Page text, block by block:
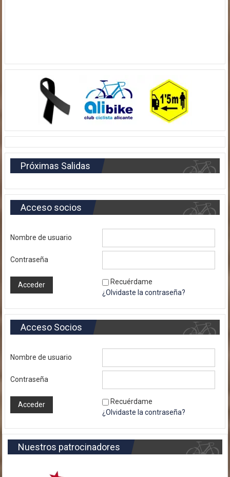
Próximas Salidas
Acceso socios
Nombre de usuario
Contraseña
Recuérdame
¿Olvidaste la contraseña?
Acceso Socios
Nombre de usuario
Contraseña
Recuérdame
¿Olvidaste la contraseña?
Nuestros patrocinadores